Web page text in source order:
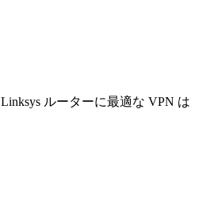
ルーターに最適な VPN は